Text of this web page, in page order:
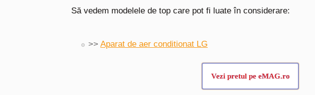
Să vedem modelele de top care pot fi luate în considerare:
>> Aparat de aer conditionat LG
Vezi pretul pe eMAG.ro